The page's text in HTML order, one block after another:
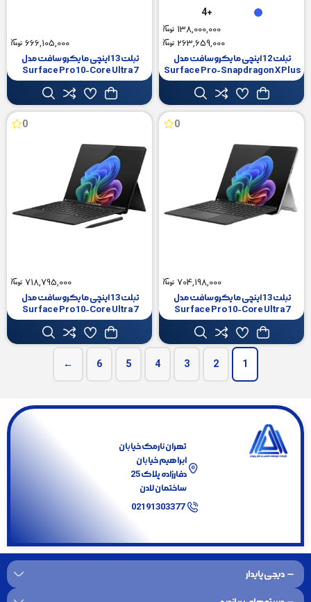
+4
138,000,000
263,659,000
تبلت 12 اینچی مایکروسافت مدل
Surface Pro-Snapdragon X Plus
ظرفیت 512 گیگابایت و رم 16
گیگابایت
666,105,000
تبلت 13 اینچی مایکروسافت مدل
Surface Pro 10-Core Ultra 7
165U ظرفیت 1 ترابایت و رم 64
گیگابایت
0
704,198,000
تبلت 13 اینچی مایکروسافت مدل
Surface Pro 10-Core Ultra 7
165U ظرفیت 1 ترابایت و رم 64
گیگابایت به همراه کیبورد Surface
Pro Copilot
0
718,795,000
تبلت 13 اینچی مایکروسافت مدل
Surface Pro 10-Core Ultra 7
165U ظرفیت 1 ترابایت و رم 64
گیگابایت به همراه کیبورد Surface
Pro Copilot و قلم Slim Pen 2
1
2
3
4
5
6
←
تهران نارمک خیابان
ابراهیم خیابان
دفارزاده پلاک 25
ساختمان لادن
02191303377
دیجی پایدار